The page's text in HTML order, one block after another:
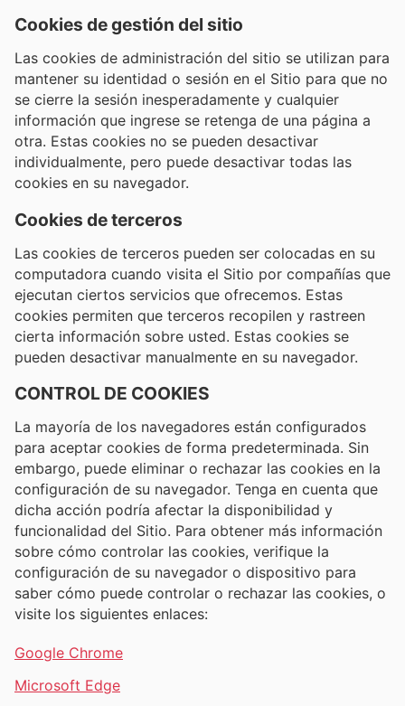
Cookies de gestión del sitio
Las cookies de administración del sitio se utilizan para
mantener su identidad o sesión en el Sitio para que no
se cierre la sesión inesperadamente y cualquier
información que ingrese se retenga de una página a
otra. Estas cookies no se pueden desactivar
individualmente, pero puede desactivar todas las
cookies en su navegador.
Cookies de terceros
Las cookies de terceros pueden ser colocadas en su
computadora cuando visita el Sitio por compañías que
ejecutan ciertos servicios que ofrecemos. Estas
cookies permiten que terceros recopilen y rastreen
cierta información sobre usted. Estas cookies se
pueden desactivar manualmente en su navegador.
CONTROL DE COOKIES
La mayoría de los navegadores están configurados
para aceptar cookies de forma predeterminada. Sin
embargo, puede eliminar o rechazar las cookies en la
configuración de su navegador. Tenga en cuenta que
dicha acción podría afectar la disponibilidad y
funcionalidad del Sitio. Para obtener más información
sobre cómo controlar las cookies, verifique la
configuración de su navegador o dispositivo para
saber cómo puede controlar o rechazar las cookies, o
visite los siguientes enlaces:
Google Chrome
Microsoft Edge